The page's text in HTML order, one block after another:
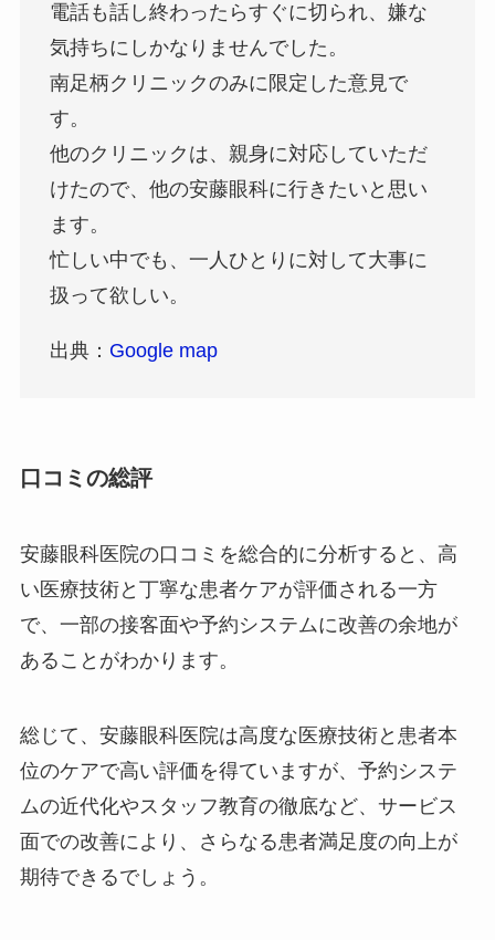
電話も話し終わったらすぐに切られ、嫌な
気持ちにしかなりませんでした。
南足柄クリニックのみに限定した意見で
す。
他のクリニックは、親身に対応していただ
けたので、他の安藤眼科に行きたいと思い
ます。
忙しい中でも、一人ひとりに対して大事に
扱って欲しい。
出典： Google map
口コミの総評
安藤眼科医院の口コミを総合的に分析すると、高
い医療技術と丁寧な患者ケアが評価される一方
で、一部の接客面や予約システムに改善の余地が
あることがわかります。
総じて、安藤眼科医院は高度な医療技術と患者本
位のケアで高い評価を得ていますが、予約システ
ムの近代化やスタッフ教育の徹底など、サービス
面での改善により、さらなる患者満足度の向上が
期待できるでしょう。